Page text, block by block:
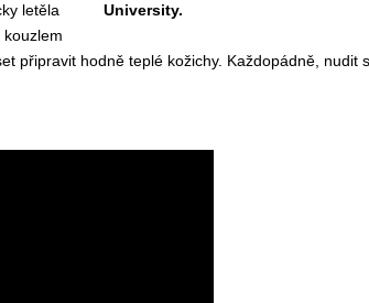
University.
letěla
připravit hodně teplé kožichy. Každopádně, nudit